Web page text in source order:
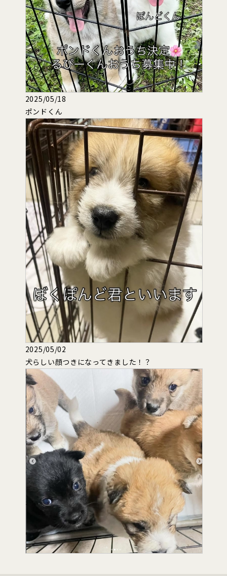
2025/05/18
ポンドくん
2025/05/02
犬らしい顔つきになってきました！？